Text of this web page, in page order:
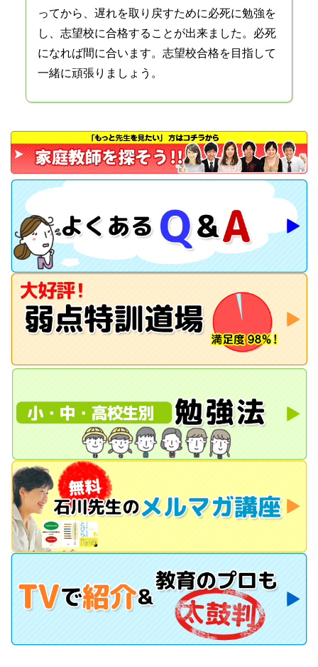
ってから、遅れを取り戻すために必死に勉強を
し、志望校に合格することが出来ました。必死
になれば間に合います。志望校合格を目指して
一緒に頑張りましょう。